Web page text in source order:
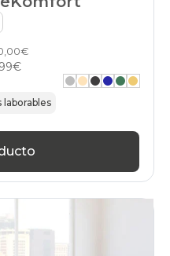
laborables